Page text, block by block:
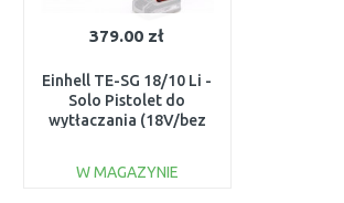
379.00 zł
Einhell TE-SG 18/10 Li -
Solo Pistolet do
wytłaczania (18V/bez
W MAGAZYNIE